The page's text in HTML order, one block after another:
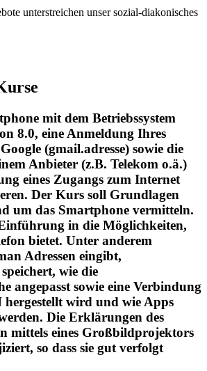
unterstreichen unser sozial-diakonisches
mit dem Betriebssystem
8.0, eine Anmeldung Ihres
(gmail.adresse) sowie die
Anbieter (z.B. Telekom o.ä.)
eines Zugangs zum Internet
Der Kurs soll Grundlagen
um das Smartphone vermitteln.
in die Möglichkeiten,
bietet. Unter anderem
Adressen eingibt,
wie die
angepasst sowie eine Verbindung
wird und wie Apps
Die Erklärungen des
mittels eines Großbildprojektors
so dass sie gut verfolgt